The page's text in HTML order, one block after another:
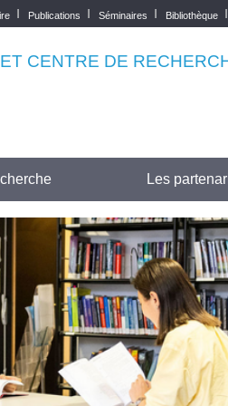
Publications Séminaires Bibliothèque
CENTRE DE
Les